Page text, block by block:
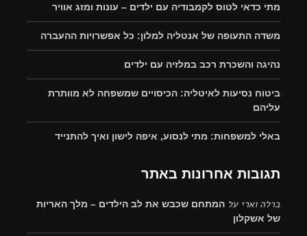
מתי כדאי לטוס לקמבודיה עם ילדים – עונות ומזג אוויר
משדה התעופה של אנטליה למלון: כל אפשרויות ההעברה
נהיגה והשכרת רכב במלזיה עם ילדים
ביטוח נסיעות לאיטליה: הכיסויים שמשפחה לא מוותרת
עליהם
באלי למשפחות: מתי לנסוע, איפה לישון ואיך להתנייד
תגובות אחרונות באתר
ברלה וארי על המתחם שכבש את לב הילדים – מלך האריות
של אשקלון